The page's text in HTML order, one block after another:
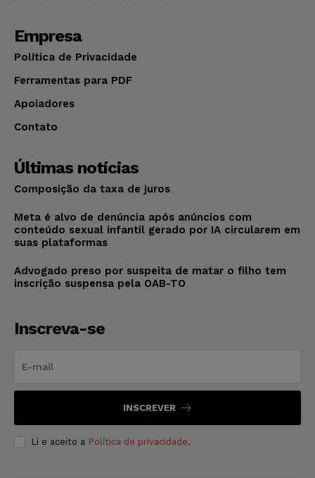
Empresa
Política de Privacidade
Ferramentas para PDF
Apoiadores
Contato
Últimas notícias
Composição da taxa de juros
Meta é alvo de denúncia após anúncios com
conteúdo sexual infantil gerado por IA circularem em
suas plataformas
Advogado preso por suspeita de matar o filho tem
inscrição suspensa pela OAB-TO
Inscreva-se
INSCREVER
Li e aceito a Política de privacidade.